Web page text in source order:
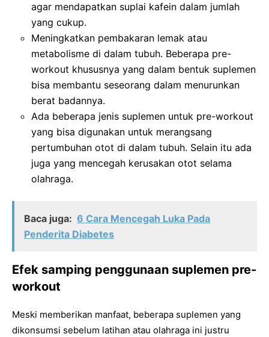
agar mendapatkan suplai kafein dalam jumlah
yang cukup.
Meningkatkan pembakaran lemak atau
metabolisme di dalam tubuh. Beberapa pre-
workout khususnya yang dalam bentuk suplemen
bisa membantu seseorang dalam menurunkan
berat badannya.
Ada beberapa jenis suplemen untuk pre-workout
yang bisa digunakan untuk merangsang
pertumbuhan otot di dalam tubuh. Selain itu ada
juga yang mencegah kerusakan otot selama
olahraga.
Baca juga: 6 Cara Mencegah Luka Pada
Penderita Diabetes
Efek samping penggunaan suplemen pre-
workout
Meski memberikan manfaat, beberapa suplemen yang
dikonsumsi sebelum latihan atau olahraga ini justru